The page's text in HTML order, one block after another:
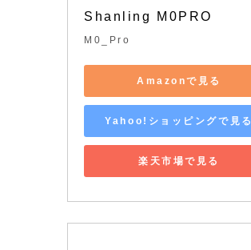
Shanling M0PRO
M0_Pro
Amazonで見る
Yahoo!ショッピングで見る
楽天市場で見る